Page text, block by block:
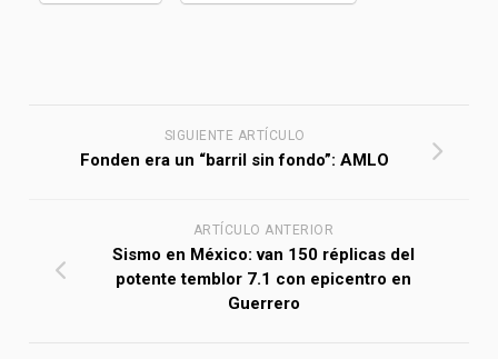
SIGUIENTE ARTÍCULO
Fonden era un “barril sin fondo”: AMLO
ARTÍCULO ANTERIOR
Sismo en México: van 150 réplicas del
potente temblor 7.1 con epicentro en
Guerrero